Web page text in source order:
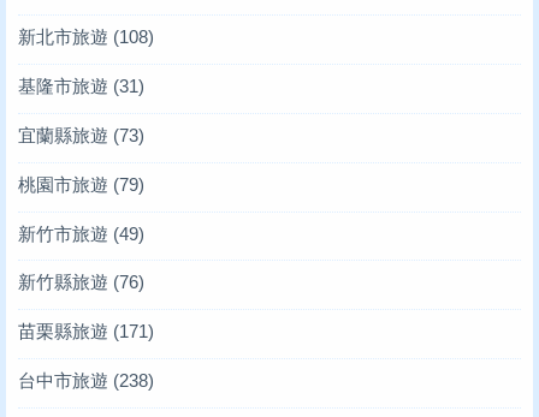
新北市旅遊 (108)
基隆市旅遊 (31)
宜蘭縣旅遊 (73)
桃園市旅遊 (79)
新竹市旅遊 (49)
新竹縣旅遊 (76)
苗栗縣旅遊 (171)
台中市旅遊 (238)